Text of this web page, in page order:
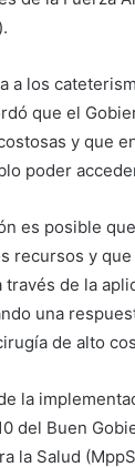
a los
que el
y que
poder
es posible
recursos y
través de la
una
de alto
la
del Buen
la Salud